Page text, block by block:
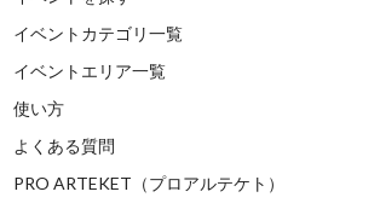
イベントカテゴリ一覧
イベントエリア一覧
使い方
よくある質問
PRO ARTEKET（プロアルテケト）